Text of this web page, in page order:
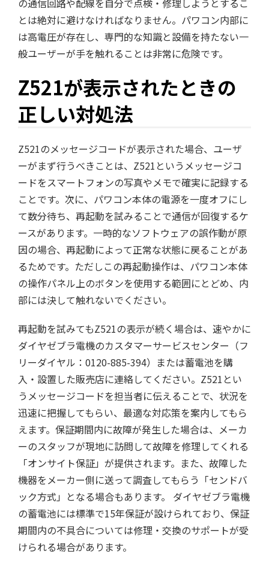
の通信回路や配線を自分で点検・修理しようとするこ
とは絶対に避けなければなりません。パワコン内部に
は高電圧が存在し、専門的な知識と設備を持たない一
般ユーザーが手を触れることは非常に危険です。
Z521が表示されたときの
正しい対処法
Z521のメッセージコードが表示された場合、ユーザ
ーがまず行うべきことは、Z521というメッセージコ
ードをスマートフォンの写真やメモで確実に記録する
ことです。次に、パワコン本体の電源を一度オフにし
て数分待ち、再起動を試みることで通信が回復するケ
ースがあります。一時的なソフトウェアの誤作動が原
因の場合、再起動によって正常な状態に戻ることがあ
るためです。ただしこの再起動操作は、パワコン本体
の操作パネル上のボタンを使用する範囲にとどめ、内
部には決して触れないでください。
再起動を試みてもZ521の表示が続く場合は、速やかに
ダイヤゼブラ電機のカスタマーサービスセンター（フ
リーダイヤル：0120-885-394）または蓄電池を購
入・設置した販売店に連絡してください。Z521とい
うメッセージコードを担当者に伝えることで、状況を
迅速に把握してもらい、最適な対応策を案内してもら
えます。保証期間内に故障が発生した場合は、メーカ
ーのスタッフが現地に訪問して故障を修理してくれる
「オンサイト保証」が提供されます。また、故障した
機器をメーカー側に送って調査してもらう「センドバ
ック方式」となる場合もあります。 ダイヤゼブラ電機
の蓄電池には標準で15年保証が設けられており、保証
期間内の不具合については修理・交換のサポートが受
けられる場合があります。